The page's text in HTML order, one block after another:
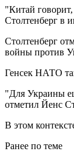
"Китай
Столтенберг в
Столтенберг
войны против
Генсек НАТО
"Для Украины
отметил Йенс
В этом
Ранее по теме